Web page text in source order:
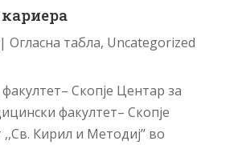
| Огласна табла, Uncategorized
Скопје Центар за
факултет– Скопје
Кирил и Методиј’’ во